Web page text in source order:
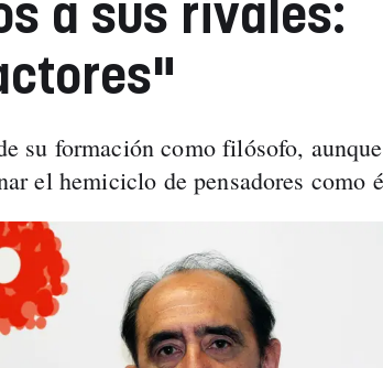
a sus rivales:
su formación como filósofo,
el hemiciclo de pensadores como